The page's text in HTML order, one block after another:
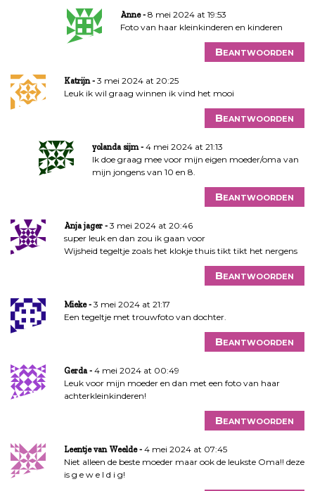
Anne
8 mei 2024 at 19:53
Foto van haar kleinkinderen en kinderen
Beantwoorden
Katrijn
3 mei 2024 at 20:25
Leuk ik wil graag winnen ik vind het mooi
Beantwoorden
yolanda sijm
4 mei 2024 at 21:13
Ik doe graag mee voor mijn eigen moeder/oma van
mijn jongens van 10 en 8.
Beantwoorden
Anja jager
3 mei 2024 at 20:46
super leuk en dan zou ik gaan voor
Wijsheid tegeltje zoals het klokje thuis tikt tikt het nergens
Beantwoorden
Mieke
3 mei 2024 at 21:17
Een tegeltje met trouwfoto van dochter.
Beantwoorden
Gerda
4 mei 2024 at 00:49
Leuk voor mijn moeder en dan met een foto van haar
achterkleinkinderen!
Beantwoorden
Leentje van Weelde
4 mei 2024 at 07:45
Niet alleen de beste moeder maar ook de leukste Oma!! deze
is g e w e l d i g!